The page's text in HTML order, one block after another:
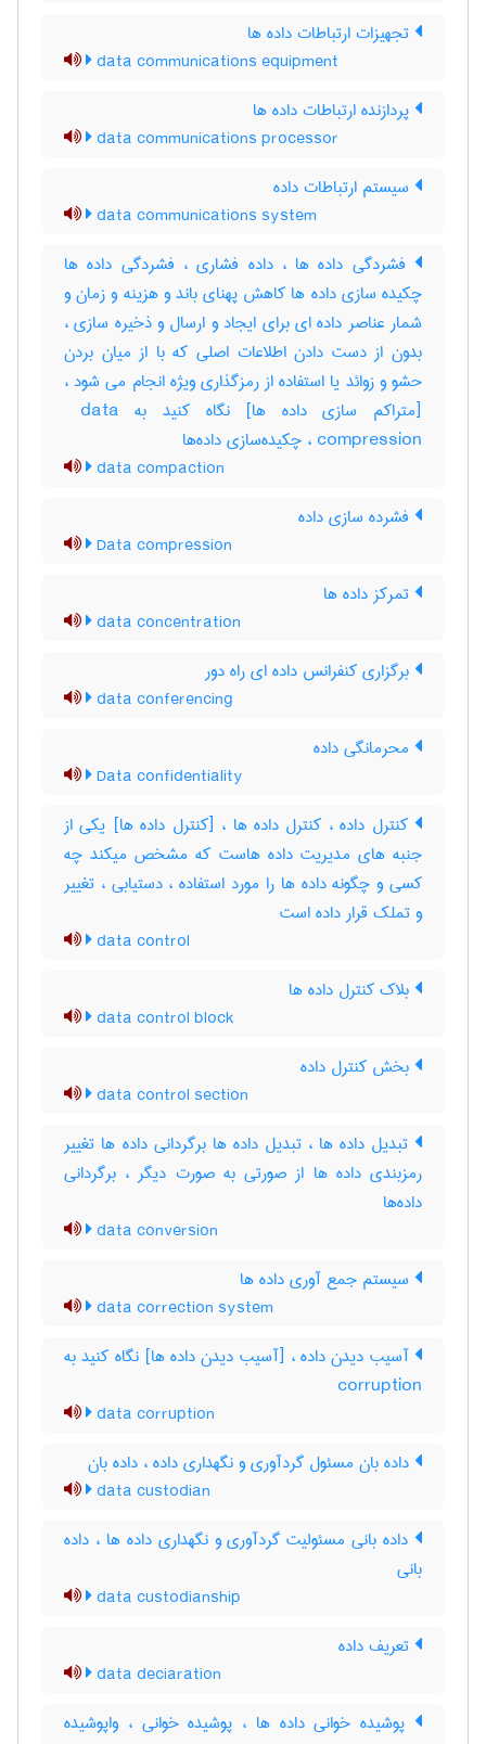
تجهیزات ارتباطات داده ها
data communications equipment
پردازنده ارتباطات داده ها
data communications processor
سیستم ارتباطات داده
data communications system
فشردگی داده ها ، داده فشاری ، فشردگی داده ها
چکیده سازی داده ها کاهش پهنای باند و هزینه و زمان و
شمار عناصر داده ای برای ایجاد و ارسال و ذخیره سازی ،
بدون از دست دادن اطلاعات اصلی که با از میان بردن
حشو و زوائد یا استفاده از رمزگذاری ویژه انجام می شود ،
[متراکم سازی داده ها] نگاه کنید به ‎ data
compression ، چکیده‌سازی داده‌ها
data compaction
فشرده سازی داده
Data compression
تمرکز داده ها
data concentration
برگزاری کنفرانس داده ای راه دور
data conferencing
محرمانگی داده
Data confidentiality
کنترل داده ، کنترل داده ها ، [کنترل داده ها] یکی از
جنبه های مدیریت داده هاست که مشخص میکند چه
کسی و چگونه داده ها را مورد استفاده ، دستیابی ، تغییر
و تملک قرار داده است
data control
بلاک کنترل داده ها
data control block
بخش کنترل داده
data control section
تبدیل داده ها ، تبدیل داده ها برگردانی داده ها تغییر
رمزبندی داده ها از صورتی به صورت دیگر ، برگردانی
داده‌ها
data conversion
سیستم جمع آوری داده ها
data correction system
آسیب دیدن داده ، [آسیب دیدن داده ها] نگاه کنید به
‎ corruption
data corruption
داده بان مسئول گردآوری و نگهداری داده ، داده ‌بان
data custodian
داده بانی مسئولیت گردآوری و نگهداری داده ها ، داده
‌بانی
data custodianship
تعریف داده
data deciaration
پوشیده خوانی داده ها ، پوشیده خوانی ، واپوشیده